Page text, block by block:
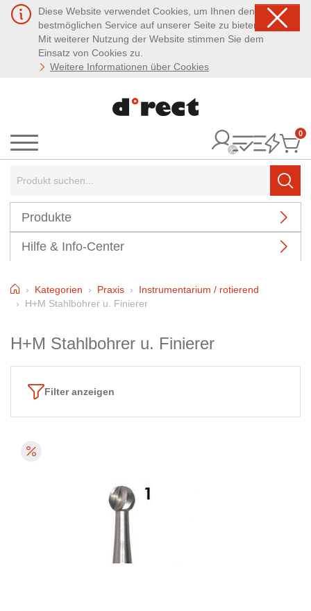
Diese Website verwendet Cookies, um Ihnen den
bestmöglichen Service auf unserer Seite zu bieten.
Mit weiterer Nutzung der Website stimmen Sie dem
Einsatz von Cookies zu.
Weitere Informationen über Cookies
Menü
0
Produkte
Hilfe & Info-Center
HomeKategorien Praxis
Instrumentarium / rotierend
H+M Stahlbohrer u. Finierer
H+M Stahlbohrer u. Finierer
Filter anzeigen